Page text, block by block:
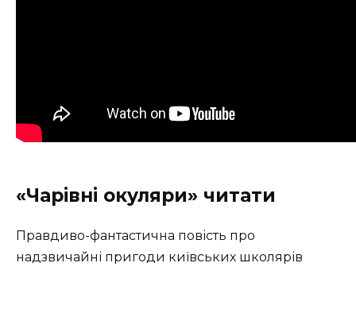
«Чарівні окуляри» читати
Правдиво-фантастична повість про
надзвичайні пригоди київських школярів